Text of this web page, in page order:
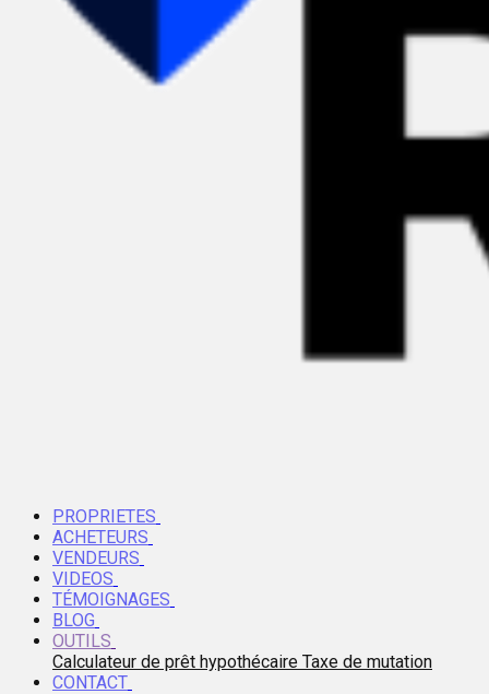
PROPRIETES
ACHETEURS
VENDEURS
VIDEOS
TÉMOIGNAGES
BLOG
OUTILS
Calculateur de prêt hypothécaire Taxe de mutation
CONTACT